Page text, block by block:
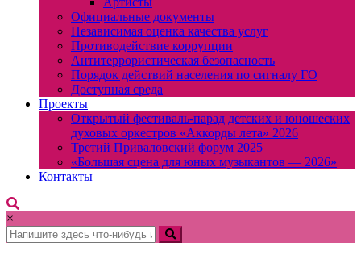
Официальные документы
Независимая оценка качества услуг
Противодействие коррупции
Антитеррористическая безопасность
Порядок действий населения по сигналу ГО
Доступная среда
Проекты
Открытый фестиваль-парад детских и юношеских
духовых оркестров «Аккорды лета» 2026
Третий Приваловский форум 2025
«Большая сцена для юных музыкантов — 2026»
Контакты
×